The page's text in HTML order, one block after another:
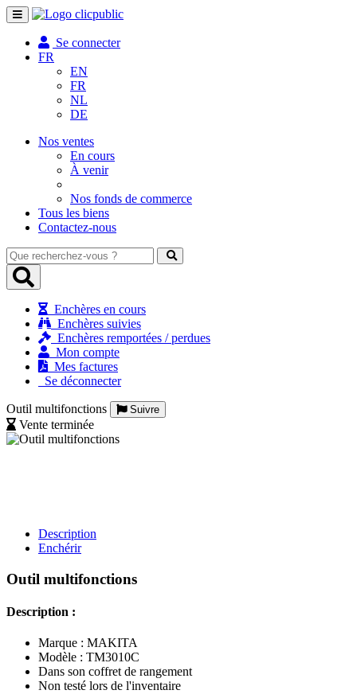
Toggle
navigation
Se connecter
FR
EN
FR
NL
DE
Nos ventes
En cours
À venir
Nos fonds de commerce
Tous les biens
Contactez-nous
Que
recherchez-
vous
Enchères en cours
Enchères suivies
Enchères remportées / perdues
Mon compte
Mes factures
Se déconnecter
Outil multifonctions Suivre
Vente terminée
Description
Enchérir
Outil multifonctions
Description :
Marque : MAKITA
Modèle : TM3010C
Dans son coffret de rangement
Non testé lors de l'inventaire